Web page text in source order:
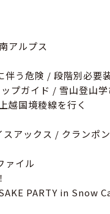
アルプス
伴う危険 / 段階別必
プガイド / 雪山登山学
越国境稜線を行く
スアックス / クランポ
ァイル
PARTY in Snow